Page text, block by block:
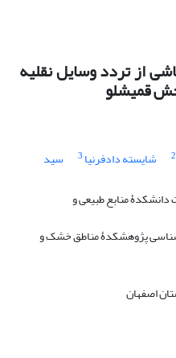
از تردد وسایل نقلیه
قمیشلو
2 شایسته دادفرنیا 3 سید
منابع طبیعی و
پژوهشکدۀ مناطق خشک و
اصفهان